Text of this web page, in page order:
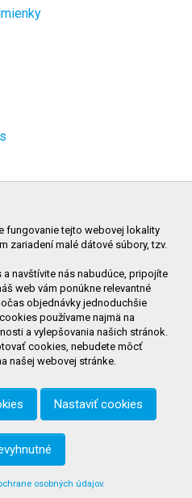
bycreative solution
fungovanie tejto webovej lokality
zariadení malé dátové súbory, tzv.
navštívite nás nabudúce, pripojíte
web vám ponúkne relevantné
objednávky jednoduchšie
používame najmä na
a vylepšovania našich stránok.
cookies, nebudete môcť
našej webovej stránke.
Nastaviť cookies
osobných údajov.